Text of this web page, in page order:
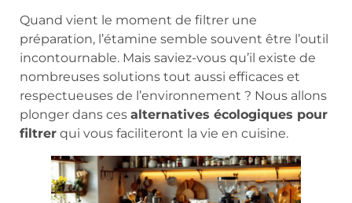
Quand vient le moment de filtrer une
préparation, l’étamine semble souvent être l’outil
incontournable. Mais saviez-vous qu’il existe de
nombreuses solutions tout aussi efficaces et
respectueuses de l’environnement ? Nous allons
plonger dans ces alternatives écologiques pour
filtrer qui vous faciliteront la vie en cuisine.